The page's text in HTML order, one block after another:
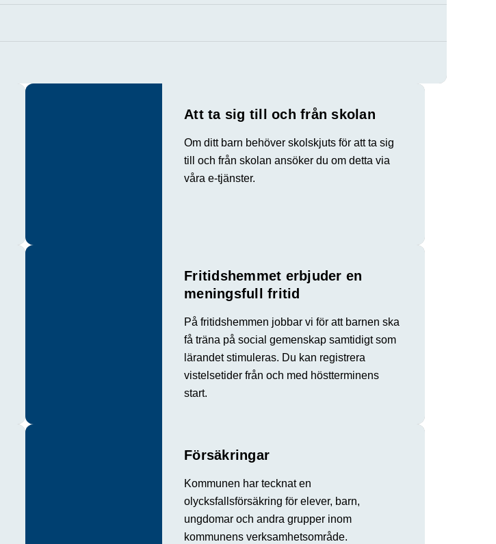
Att ta sig till och från skolan
Om ditt barn behöver skolskjuts för att ta sig
till och från skolan ansöker du om detta via
våra e-tjänster.
Fritidshemmet erbjuder en
meningsfull fritid
På fritidshemmen jobbar vi för att barnen ska
få träna på social gemenskap samtidigt som
lärandet stimuleras. Du kan registrera
vistelsetider från och med höstterminens
start.
Försäkringar
Kommunen har tecknat en
olycksfallsförsäkring för elever, barn,
ungdomar och andra grupper inom
kommunens verksamhetsområde.